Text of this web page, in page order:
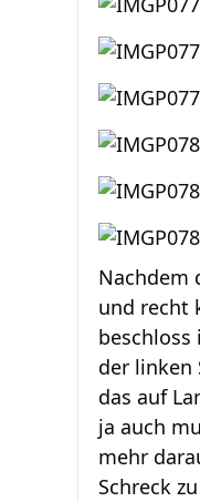
Nachdem
und recht
beschloss
der linken
das auf
ja auch
mehr
Schreck